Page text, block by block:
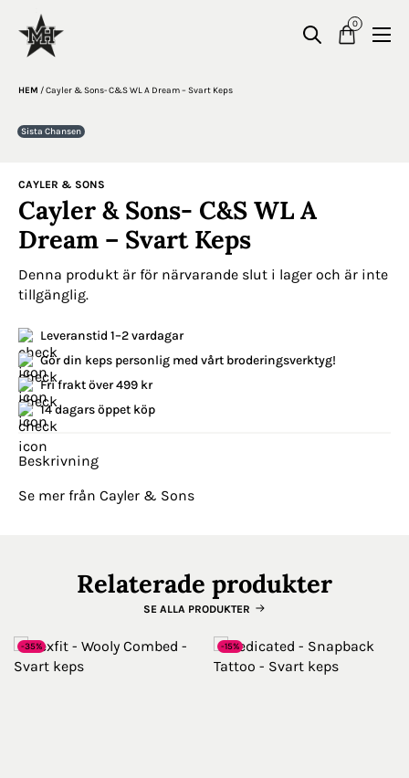
0
HEM /Cayler & Sons- C&S WL A Dream – Svart Keps
Sista Chansen
CAYLER & SONS
Cayler & Sons- C&S WL A
Dream – Svart Keps
Denna produkt är för närvarande slut i lager och är inte
tillgänglig.
Leveranstid 1–2 vardagar
Gör din keps personlig med vårt broderingsverktyg!
Fri frakt över 499 kr
14 dagars öppet köp
Beskrivning
Se mer från Cayler & Sons
Relaterade produkter
SE ALLA PRODUKTER
-35% -15%